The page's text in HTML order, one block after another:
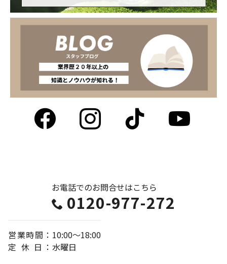
Facebook
Instagram
tiktok
お電話でのお問合せはこちら
0120-977-272
営業時間 ： 10:00～18:00
定休日： 水曜日